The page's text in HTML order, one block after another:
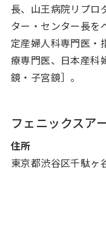
長、山王病院リプロ
ター・センター長を
定産婦人科専門医・
療専門医、日本産科
鏡・子宮鏡］。
フェニックスア
住所
東京都渋谷区千駄ヶ